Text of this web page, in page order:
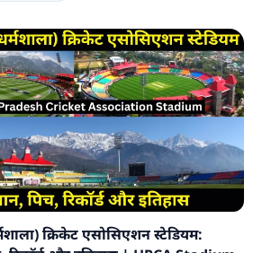
क्रिकेट एसोसिएशन स्टेडियम: